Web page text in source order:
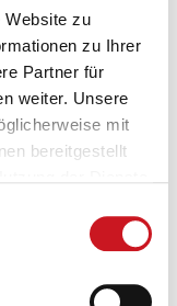
Website zu
zu Ihrer
Partner für
weiter. Unsere
mit
bereitgestellt